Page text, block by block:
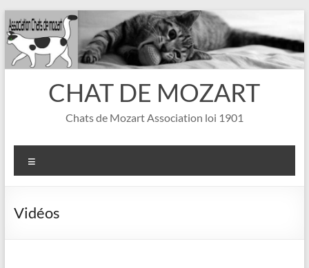
Aller
au
contenu
CHAT DE MOZART
Chats de Mozart Association loi 1901
Vidéos